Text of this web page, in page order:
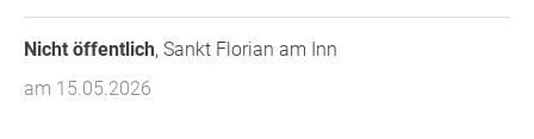
Nicht öffentlich, Sankt Florian am Inn
am 15.05.2026